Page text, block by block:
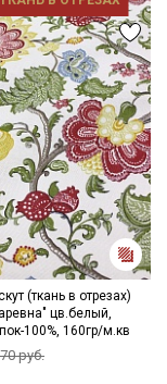
(ткань в отрезах)
цв.белый,
100%, 160гр/м.кв
руб.
и